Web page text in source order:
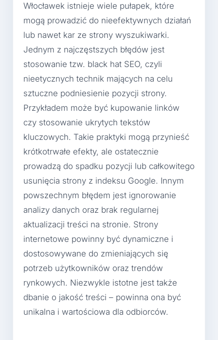
Włocławek istnieje wiele pułapek, które
mogą prowadzić do nieefektywnych działań
lub nawet kar ze strony wyszukiwarki.
Jednym z najczęstszych błędów jest
stosowanie tzw. black hat SEO, czyli
nieetycznych technik mających na celu
sztuczne podniesienie pozycji strony.
Przykładem może być kupowanie linków
czy stosowanie ukrytych tekstów
kluczowych. Takie praktyki mogą przynieść
krótkotrwałe efekty, ale ostatecznie
prowadzą do spadku pozycji lub całkowitego
usunięcia strony z indeksu Google. Innym
powszechnym błędem jest ignorowanie
analizy danych oraz brak regularnej
aktualizacji treści na stronie. Strony
internetowe powinny być dynamiczne i
dostosowywane do zmieniających się
potrzeb użytkowników oraz trendów
rynkowych. Niezwykle istotne jest także
dbanie o jakość treści – powinna ona być
unikalna i wartościowa dla odbiorców.